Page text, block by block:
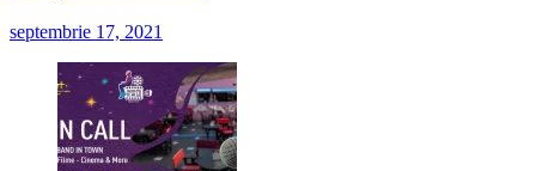
septembrie 17, 2021